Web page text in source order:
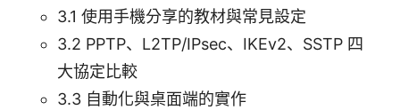
3.1 使用手機分享的教材與常見設定
3.2 PPTP、L2TP/IPsec、IKEv2、SSTP 四
大協定比較
3.3 自動化與桌面端的實作